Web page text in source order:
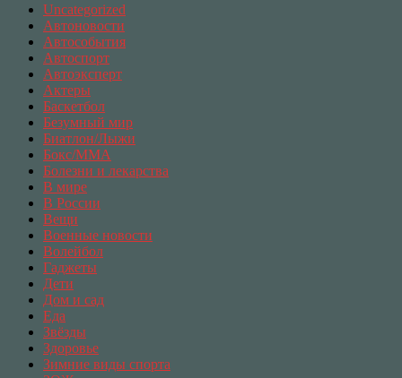
Uncategorized
Автоновости
Автособытия
Автоспорт
Автоэксперт
Актеры
Баскетбол
Безумный мир
Биатлон/Лыжи
Бокс/MMA
Болезни и лекарства
В мире
В России
Вещи
Военные новости
Волейбол
Гаджеты
Дети
Дом и сад
Еда
Звёзды
Здоровье
Зимние виды спорта